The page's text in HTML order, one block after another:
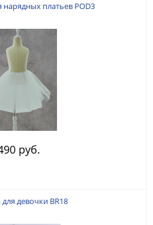
платьев POD3
руб.
девочки BR18